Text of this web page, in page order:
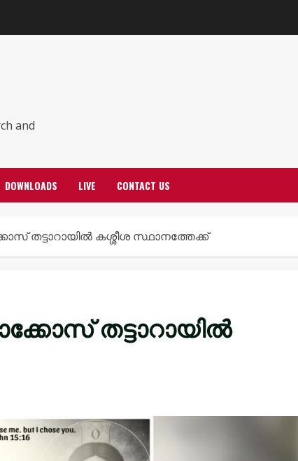
and
DOWNLOADS LIVE CONTACT US
തട്ടാറായിൽ കശ്ശീശ സ്ഥാനത്തേക്ക്
തട്ടാറായിൽ